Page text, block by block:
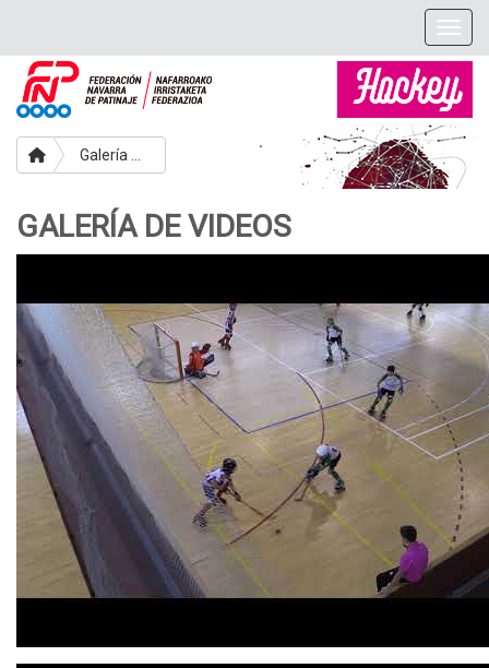
Galería de Videos
GALERÍA DE VIDEOS